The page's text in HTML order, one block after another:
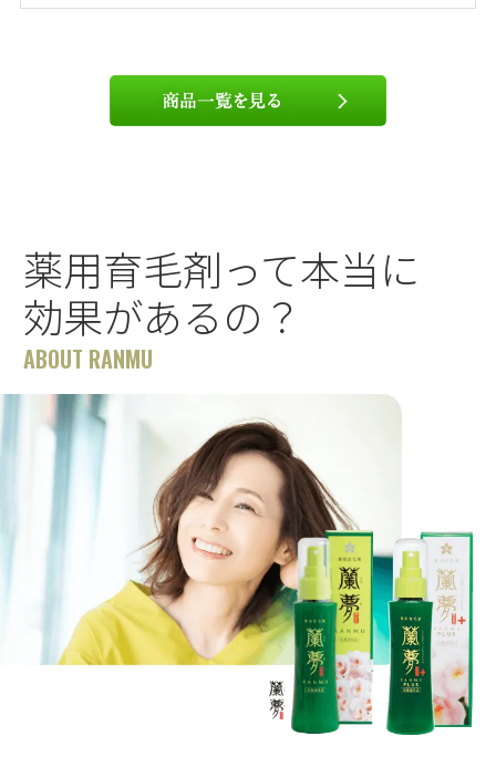
薬用育毛剤って本当に
効果があるの？
ABOUT RANMU